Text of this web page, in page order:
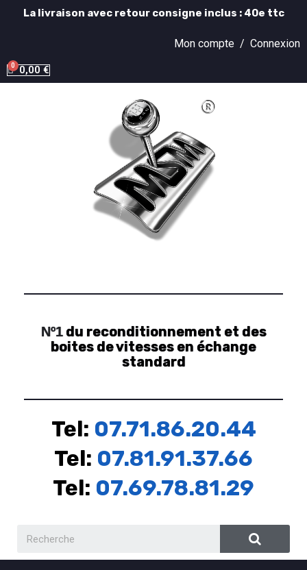
La livraison avec retour consigne inclus : 40e ttc
Mon compte / Connexion
0,00 €
Nº1du reconditionnement et des
boites de vitesses en échange
standard
Tel: 07.71.86.20.44
Tel: 07.81.91.37.66
Tel: 07.69.78.81.29